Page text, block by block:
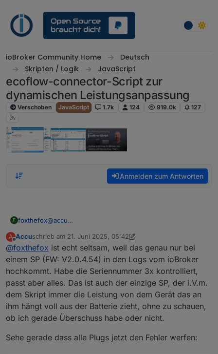
ioBroker Community Home
Deutsch
Skripten / Logik
JavaScript
ecoflow-connector-Script zur
dynamischen Leistungsanpassung
Verschoben JavaScript 1.7k 124 919.0k 127
Anmelden zum Antworten
F foxthefox@accu
CmdFunc 32 könnte etwas mit Gerätesetup/allg.
Einstellung sein. Müsste man genauer anschauen
was da geschickt wird.
A
Offline
Accuschrieb am 21. Juni 2025, 05:42
zuletzt editiert von Accu
@foxthefox ist echt seltsam, weil das genau nur bei
einem SP (FW: V2.0.4.54) in den Logs vom ioBroker
hochkommt. Habe die Seriennummer 3x kontrolliert,
passt aber alles. Das ist auch der einzige SP, der i.V.m.
dem Skript immer die Leistung von dem Gerät das an
ihm hängt voll aus der Batterie zieht, ohne zu schauen,
ob ich gerade Überschuss habe oder nicht.
Sehe gerade dass alle Plugs jetzt den Fehler werfen: